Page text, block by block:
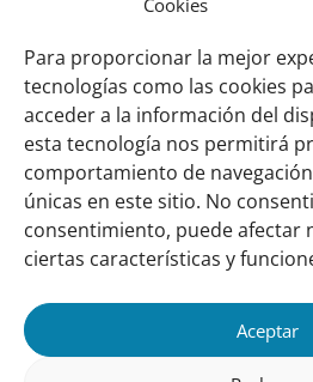
Cookies
Para proporcionar la mejor
tecnologías como las cookies
acceder a la información del
esta tecnología nos permitirá
comportamiento de
únicas en este sitio. No
consentimiento, puede afectar
ciertas características y
Aceptar
ONU.
Links
importantes
Sobre
Nuestra red
Misión y Visión
Nuestra historia
Conozca a nuestro